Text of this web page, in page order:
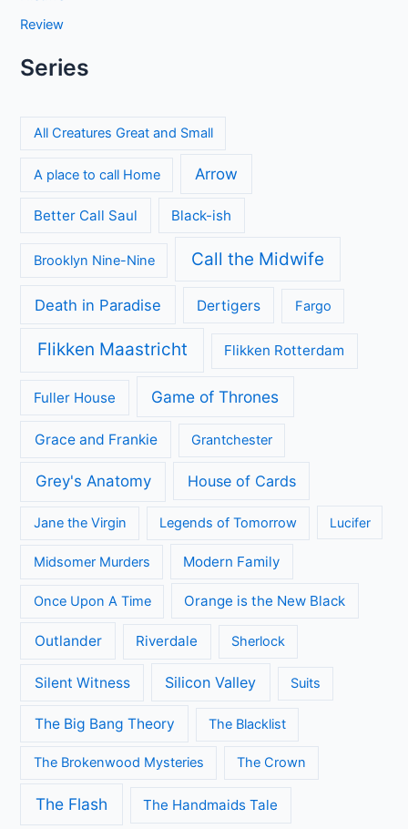
Review
Series
All Creatures Great and Small
A place to call Home Arrow
Better Call Saul Black-ish
Brooklyn Nine-Nine Call the Midwife
Death in Paradise Dertigers Fargo
Flikken Maastricht Flikken Rotterdam
Fuller House Game of Thrones
Grace and Frankie Grantchester
Grey's Anatomy House of Cards
Jane the Virgin Legends of Tomorrow Lucifer
Midsomer Murders Modern Family
Once Upon A Time Orange is the New Black
Outlander Riverdale Sherlock
Silent Witness Silicon Valley Suits
The Big Bang Theory The Blacklist
The Brokenwood Mysteries The Crown
The Flash The Handmaids Tale